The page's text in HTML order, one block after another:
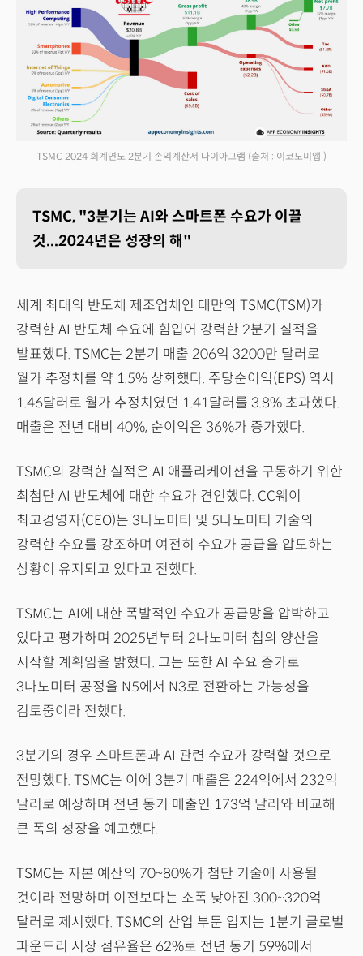
TSMC 2024 회계연도 2분기 손익계산서 다이아그램 (출처 : 이코노미앱 )
TSMC, "3분기는 AI와 스마트폰 수요가 이끌
것...2024년은 성장의 해"
세계 최대의 반도체 제조업체인 대만의 TSMC(TSM)가
강력한 AI 반도체 수요에 힘입어 강력한 2분기 실적을
발표했다. TSMC는 2분기 매출 206억 3200만 달러로
월가 추정치를 약 1.5% 상회했다. 주당순이익(EPS) 역시
1.46달러로 월가 추정치였던 1.41달러를 3.8% 초과했다.
매출은 전년 대비 40%, 순이익은 36%가 증가했다.
TSMC의 강력한 실적은 AI 애플리케이션을 구동하기 위한
최첨단 AI 반도체에 대한 수요가 견인했다. CC웨이
최고경영자(CEO)는 3나노미터 및 5나노미터 기술의
강력한 수요를 강조하며 여전히 수요가 공급을 압도하는
상황이 유지되고 있다고 전했다.
TSMC는 AI에 대한 폭발적인 수요가 공급망을 압박하고
있다고 평가하며 2025년부터 2나노미터 칩의 양산을
시작할 계획임을 밝혔다. 그는 또한 AI 수요 증가로
3나노미터 공정을 N5에서 N3로 전환하는 가능성을
검토중이라 전했다.
3분기의 경우 스마트폰과 AI 관련 수요가 강력할 것으로
전망했다. TSMC는 이에 3분기 매출은 224억에서 232억
달러로 예상하며 전년 동기 매출인 173억 달러와 비교해
큰 폭의 성장을 예고했다.
TSMC는 자본 예산의 70~80%가 첨단 기술에 사용될
것이라 전망하며 이전보다는 소폭 낮아진 300~320억
달러로 제시했다. TSMC의 산업 부문 입지는 1분기 글로벌
파운드리 시장 점유율은 62%로 전년 동기 59%에서